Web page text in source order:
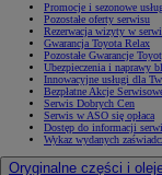
Promocje i sezonowe
Pozostałe oferty serwisu
Rezerwacja wizyty w
Gwarancja Toyota Relax
Pozostałe Gwarancje
Ubezpieczenia i naprawy
Innowacyjne usługi dla
Bezpłatne Akcje
Serwis Dobrych Cen
Serwis w ASO się opłaca
Dostęp do informacji
Wykaz wydanych
Oryginalne części i